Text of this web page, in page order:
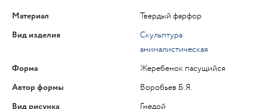
Материал
Твердый фарфор
Вид изделия
Скульптура
анималистическая
Форма
Жеребенок пасущийся
Автор формы
Воробьев Б.Я.